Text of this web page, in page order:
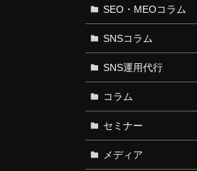
SEO・MEOコラム
SNSコラム
SNS運用代行
コラム
セミナー
メディア